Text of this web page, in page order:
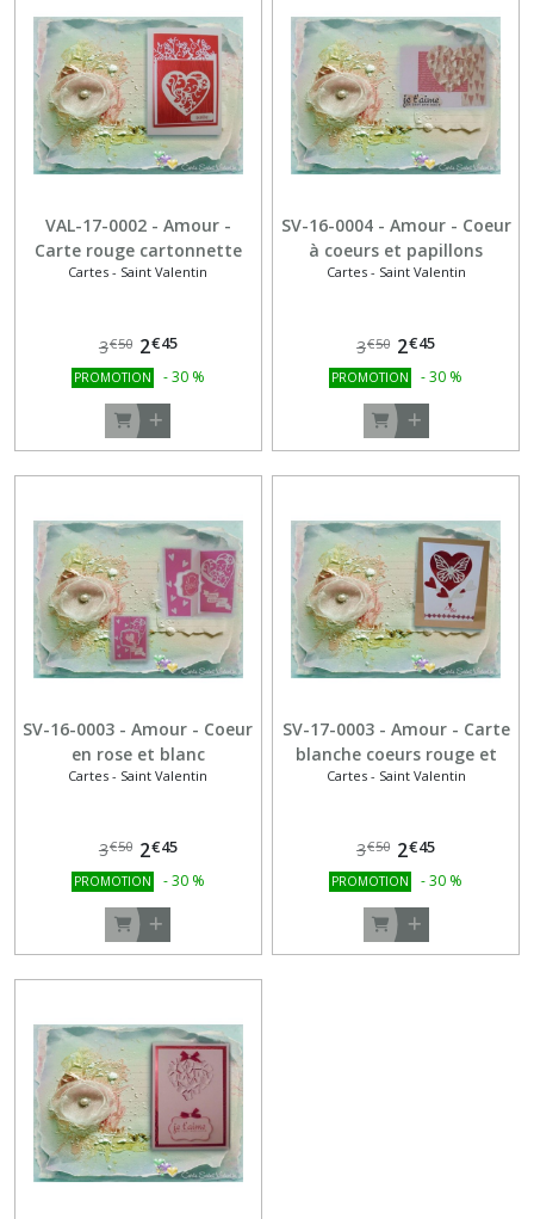
VAL-17-0002 - Amour -
Carte rouge cartonnette
blanche coeur glitter
Cartes - Saint Valentin
3€50 2€45
PROMOTION -30 %
SV-16-0004 - Amour - Coeur
à coeurs et papillons
Cartes - Saint Valentin
3€50 2€45
PROMOTION -30 %
SV-16-0003 - Amour - Coeur
en rose et blanc
Cartes - Saint Valentin
3€50 2€45
PROMOTION -30 %
SV-17-0003 - Amour - Carte
blanche coeurs rouge et
glitter argent
Cartes - Saint Valentin
3€50 2€45
PROMOTION -30 %